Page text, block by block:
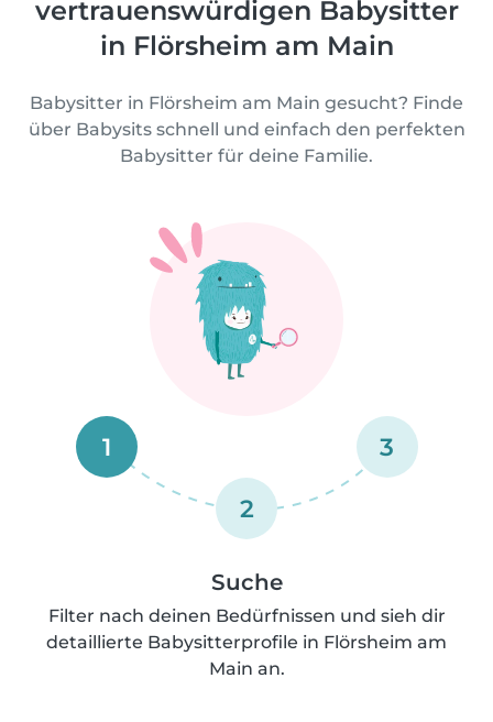
vertrauenswürdigen Babysitter
in Flörsheim am Main
Babysitter in Flörsheim am Main gesucht? Finde
über Babysits schnell und einfach den perfekten
Babysitter für deine Familie.
1
2
3
Suche
Filter nach deinen Bedürfnissen und sieh dir
detaillierte Babysitterprofile in Flörsheim am
Main an.